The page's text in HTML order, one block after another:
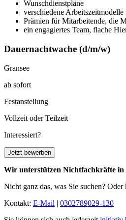
Wunschdienstpläne
verschiedene Arbeitszeitmodelle
Prämien für Mitarbeitende, die
ein engagiertes Team, flache
Dauernachtwache (d/m/w)
Gransee
ab sofort
Festanstellung
Vollzeit oder Teilzeit
Interessiert?
Jetzt bewerben
Wir unterstützen Nichtfachkräfte
Nicht ganz das, was Sie suchen? Oder
Kontakt: E-Mail | 0302789029-130